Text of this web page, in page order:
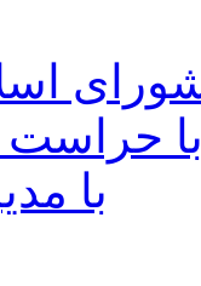
با